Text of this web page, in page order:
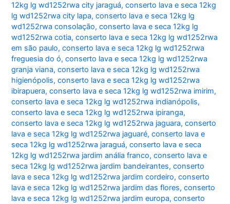
12kg lg wd1252rwa city jaraguá,conserto lava e seca 12kg
lg wd1252rwa city lapa,conserto lava e seca 12kg lg
wd1252rwa consolação,conserto lava e seca 12kg lg
wd1252rwa cotia,conserto lava e seca 12kg lg wd1252rwa
em são paulo,conserto lava e seca 12kg lg wd1252rwa
freguesia do ó,conserto lava e seca 12kg lg wd1252rwa
granja viana,conserto lava e seca 12kg lg wd1252rwa
higienópolis,conserto lava e seca 12kg lg wd1252rwa
ibirapuera,conserto lava e seca 12kg lg wd1252rwa imirim,
conserto lava e seca 12kg lg wd1252rwa indianópolis,
conserto lava e seca 12kg lg wd1252rwa ipiranga,
conserto lava e seca 12kg lg wd1252rwa jaguara,conserto
lava e seca 12kg lg wd1252rwa jaguaré,conserto lava e
seca 12kg lg wd1252rwa jaraguá,conserto lava e seca
12kg lg wd1252rwa jardim anália franco,conserto lava e
seca 12kg lg wd1252rwa jardim bandeirantes,conserto
lava e seca 12kg lg wd1252rwa jardim cordeiro,conserto
lava e seca 12kg lg wd1252rwa jardim das flores,conserto
lava e seca 12kg lg wd1252rwa jardim europa,conserto